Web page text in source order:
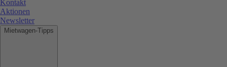
Kontakt
Aktionen
Newsletter
Mietwagen-Tipps